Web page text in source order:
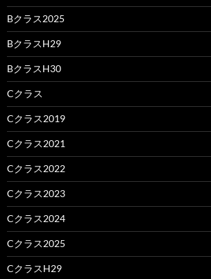
Bクラス2025
BクラスH29
BクラスH30
Cクラス
Cクラス2019
Cクラス2021
Cクラス2022
Cクラス2023
Cクラス2024
Cクラス2025
CクラスH29